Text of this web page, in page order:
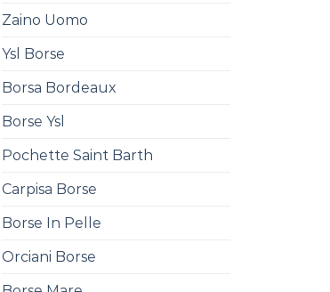
Zaino Uomo
Ysl Borse
Borsa Bordeaux
Borse Ysl
Pochette Saint Barth
Carpisa Borse
Borse In Pelle
Orciani Borse